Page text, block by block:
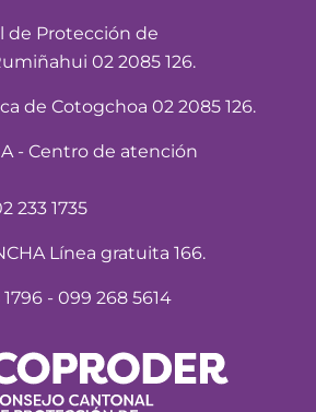
de Protección de
02 2085 126.
de Cotogchoa 02 2085 126.
- Centro de atención
233 1735
Línea gratuita 166.
- 099 268 5614